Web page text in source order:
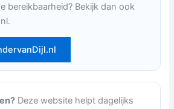
bereikbaarheid? Bekijk dan ook
Deze website helpt dagelijks